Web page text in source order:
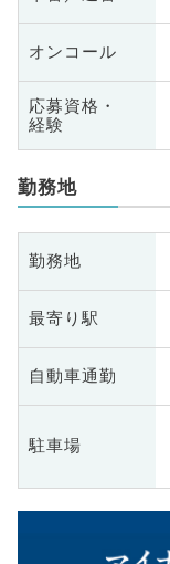
オンコール
応募資格・
経験
勤務地
勤務地
最寄り駅
自動車通勤
駐車場